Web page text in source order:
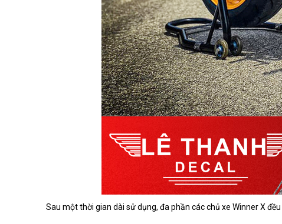
Sau một thời gian dài sử dụng, đa phần các chủ xe Winner X